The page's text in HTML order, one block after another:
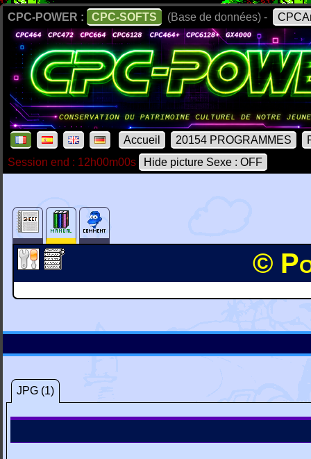
CPC-POWER : CPC-SOFTS (Base de données) -
Accueil 20154 PROGRAMMES
Session end : 12h00m00s
Hide picture Sexe : OFF
©
JPG (1)